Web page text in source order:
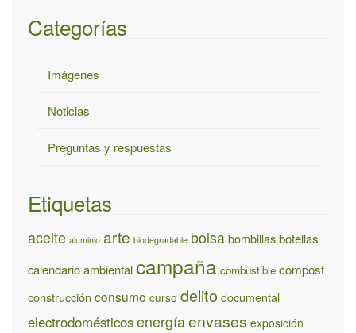
Categorías
Imágenes
Noticias
Preguntas y respuestas
Etiquetas
aceite aluminio arte biodegradable bolsabombillasbotellas
calendario ambientalcampaña combustible compost
construcción consumo curso delito documental
electrodomésticosenergíaenvases exposición